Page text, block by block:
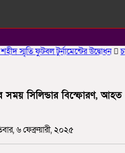
স্মৃতি ফুটবল টুর্নামেন্টের উদ্বোধন
সময় সিলিন্ডার বিস্ফোরণ, আহত
৬ ফেব্রুয়ারী, ২০২৫